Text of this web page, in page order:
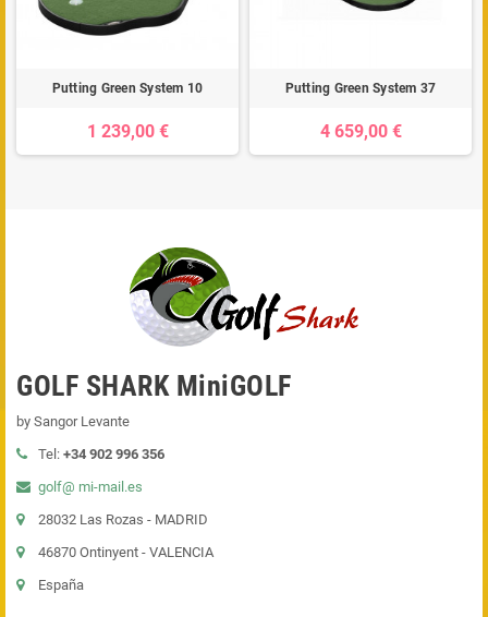
Putting Green System 10
1 239,00 €
Putting Green System 37
4 659,00 €
GOLF SHARK MiniGOLF
by Sangor Levante
Tel: +34 902 996 356
golf@ mi-mail.es
28032 Las Rozas - MADRID
46870 Ontinyent - VALENCIA
España